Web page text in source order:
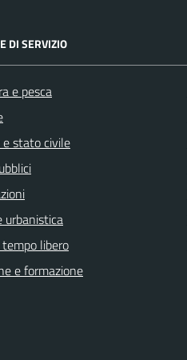
DI SERVIZIO
e pesca
stato civile
urbanistica
libero
e formazione